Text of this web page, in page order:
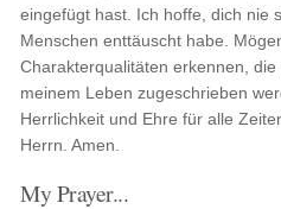
eingefügt hast. Ich hoffe, dich nie
Menschen enttäuscht habe.
Charakterqualitäten erkennen,
meinem Leben zugeschrieben
Herrlichkeit und Ehre für alle
Herrn. Amen.
My Prayer...